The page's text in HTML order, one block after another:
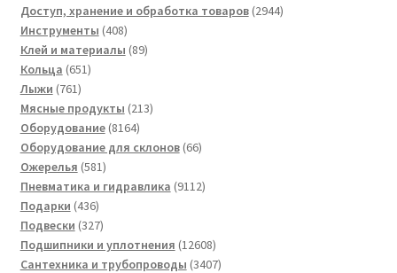
товаров
Доступ, хранение и обработка товаров 29442944
Инструменты 408408
товаров
Клей и материалы 8989
Кольца 651651
Лыжи 761761
товар
Мясные продукты 213213
Оборудование 81648164
товара
Оборудование для склонов 6666
Ожерелья 581581
товар
Пневматика и гидравлика 91129112
Подарки 436436
товаров
Подвески 327327
товаров
Подшипники и уплотнения 1260812608
товаров
Сантехника и трубопроводы 34073407